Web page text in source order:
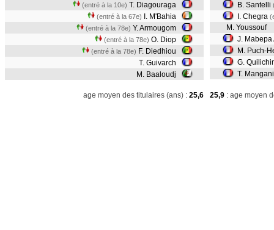
(entré à la 10e) T. Diagouraga
(entré à la 67e) I. M'Bahia
(entré à la 78e) Y. Armougom
(entré à la 78e) O. Diop
(entré à la 78e) F. Diedhiou
T. Guivarch
M. Baaloudj
B. Santelli
I. Chegra
M. Youssouf
J. Mabepa
M. Puch-
G.
T. Mangani
age moyen des titulaires (ans) : 25,6 25,9 : age moyen